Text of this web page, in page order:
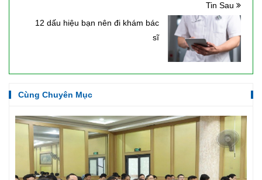
Tin Sau
12 dấu hiệu bạn nên đi khám bác
sĩ
Cùng Chuyên Mục